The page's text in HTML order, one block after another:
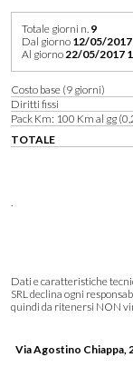
Totale giorni n. 9
Dal giorno 12/05/
Al giorno22/05/2017
Costo base (9 giorni)
Diritti fissi
Pack Km: 100 Km al gg
TOTALE
.
Dati e caratteristiche
SRL declina ogni
quindi da ritenersi NON
Via Agostino Chiappa,